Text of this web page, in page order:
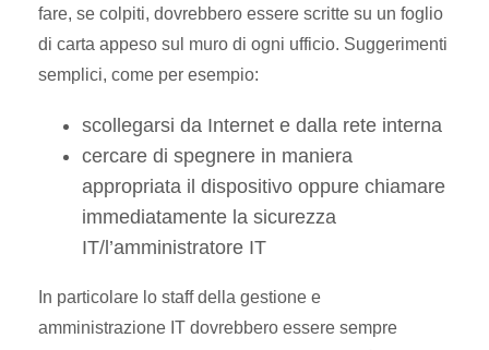
fare, se colpiti, dovrebbero essere scritte su un foglio
di carta appeso sul muro di ogni ufficio. Suggerimenti
semplici, come per esempio:
scollegarsi da Internet e dalla rete interna
cercare di spegnere in maniera
appropriata il dispositivo oppure chiamare
immediatamente la sicurezza
IT/l’amministratore IT
In particolare lo staff della gestione e
amministrazione IT dovrebbero essere sempre